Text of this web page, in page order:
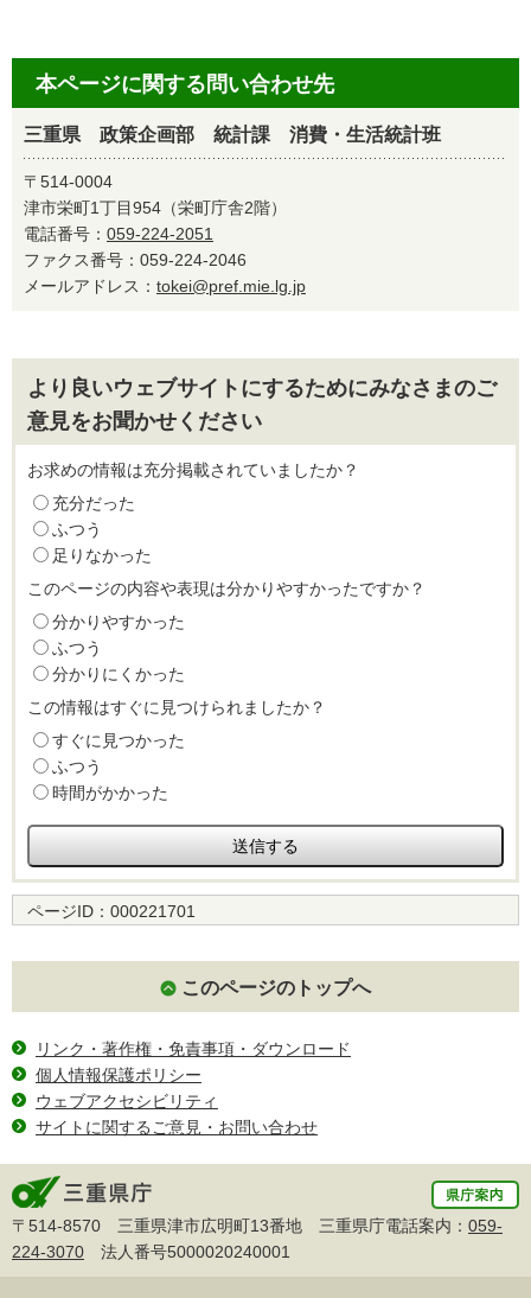
本ページに関する問い合わせ先
三重県 政策企画部 統計課 消費・生活統計班
〒514-0004
津市栄町1丁目954（栄町庁舎2階）
電話番号： 059-224-2051
ファクス番号：059-224-2046
メールアドレス： tokei@pref.mie.lg.jp
より良いウェブサイトにするためにみなさまのご
意見をお聞かせください
お求めの情報は充分掲載されていましたか？
充分だった
ふつう
足りなかった
このページの内容や表現は分かりやすかったですか？
分かりやすかった
ふつう
分かりにくかった
この情報はすぐに見つけられましたか？
すぐに見つかった
ふつう
時間がかかった
ページID： 000221701
このページのトップへ
リンク・著作権・免責事項・ダウンロード
個人情報保護ポリシー
ウェブアクセシビリティ
サイトに関するご意見・お問い合わせ
〒514-8570 三重県津市広明町13番地 三重県庁電話案内： 059-
224-3070 法人番号5000020240001